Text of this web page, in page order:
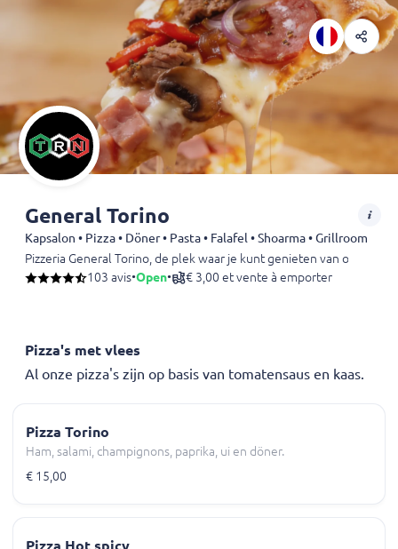
General Torino
Kapsalon • Pizza • Döner • Pasta • Falafel • Shoarma • Grillroom
Pizzeria General Torino, de plek waar je kunt genieten van
103 avis•Open• € 3,00 et vente à emporter
Pizza's met vlees
Al onze pizza's zijn op basis van tomatensaus en kaas.
Pizza Torino
Ham, salami, champignons, paprika, ui en döner.
€ 15,00
Pizza Hot spicy